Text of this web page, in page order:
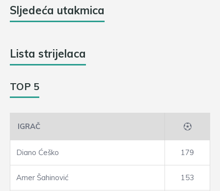
Sljedeća utakmica
Lista strijelaca
TOP 5
IGRAČ
Diano Ćeško 179
Amer Šahinović 153